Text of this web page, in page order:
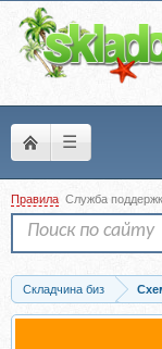
☰
Правила Служба
Складчина биз